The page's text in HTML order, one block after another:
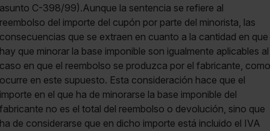
asunto C-398/99).Aunque la sentencia se refiere al
reembolso del importe del cupón por parte del minorista, las
consecuencias que se extraen en cuanto a la cantidad en que
hay que minorar la base imponible son igualmente aplicables al
caso en que el reembolso se produzca por el fabricante, como
ocurre en este supuesto. Esta consideración hace que el
importe en el que ha de minorarse la base imponible del
fabricante no es el total del reembolso o devolución, sino que
ha de considerarse que en dicho importe está incluido el IVA